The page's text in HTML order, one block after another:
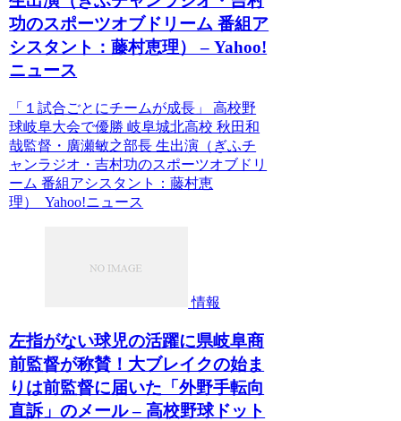
功のスポーツオブドリーム 番組ア
シスタント：藤村恵理） – Yahoo!
ニュース
「１試合ごとにチームが成長」 高校野
球岐阜大会で優勝 岐阜城北高校 秋田和
哉監督・廣瀬敏之部長 生出演（ぎふチ
ャンラジオ・吉村功のスポーツオブドリ
ーム 番組アシスタント：藤村恵
理） Yahoo!ニュース
情報
左指がない球児の活躍に県岐阜商
前監督が称賛！大ブレイクの始ま
りは前監督に届いた「外野手転向
直訴」のメール – 高校野球ドット